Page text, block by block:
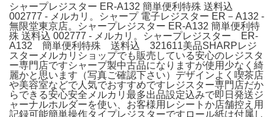
シャープレジスター ER-A132 簡単便利特殊 送料込
002777 - メルカリ。シャープ 電子レジスター ER－A132 -
無限堂東京店。シャープレジスター ER-A132 簡単便利特
殊 送料込 002777 - メルカリ。シャープレジスター ER-
A132 簡単便利特殊 送料込 321611美品SHARPレジ
スターメルカリショップでも販売している安心のレジスタ
ー専門店ですシャープ製中古品になりますが使用少なく綺
麗かと思います（写真ご確認下さい）デザインよく喫茶店
や美容室などで人気でおすすめですレジスター専門店だか
らできる安心安全メルカリ最多出品設定込みで即日発送ジ
ャーナルホルダーを使い、お客様用レシートか店舗控え用
記録可能簡単操作タイプレジスターですロール紙は付属し